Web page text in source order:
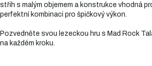
střih s malým objemem a konstrukce vhodná
perfektní kombinaci pro špičkový výkon.
Pozvedněte svou lezeckou hru s Mad Rock
na každém kroku.